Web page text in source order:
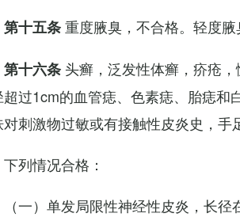
第十五条重度腋臭，不合格。轻度腋
第十六条 头癣，泛发性体癣，疥疮
过1cm的血管痣、色素痣、胎痣和
对刺激物过敏或有接触性皮炎史，手
下列情况合格：
（一）单发局限性神经性皮炎，长径